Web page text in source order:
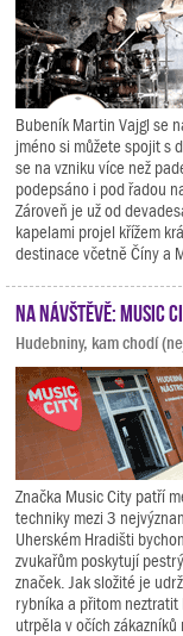
Bubeník Martin Vajgl se
jméno si můžete spojit s
se na vzniku více než
podepsáno i pod řadou
Zároveň je už od
kapelami projel křížem
destinace včetně Číny a
Na návštěvě: Music
Hudebniny, kam chodí
Značka Music City patří
techniky mezi 3
Uherském Hradišti
zvukařům poskytují
značek. Jak složité je
rybníka a přitom neztratit
utrpěla v očích zákazníků